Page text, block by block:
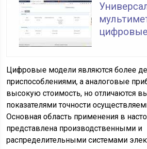
Цифровые модели являются более
приспособлениями, а аналоговые
высокую стоимость, но отличаются
показателями точности
Основная область применения в
представлена производственными и
распределительными системами